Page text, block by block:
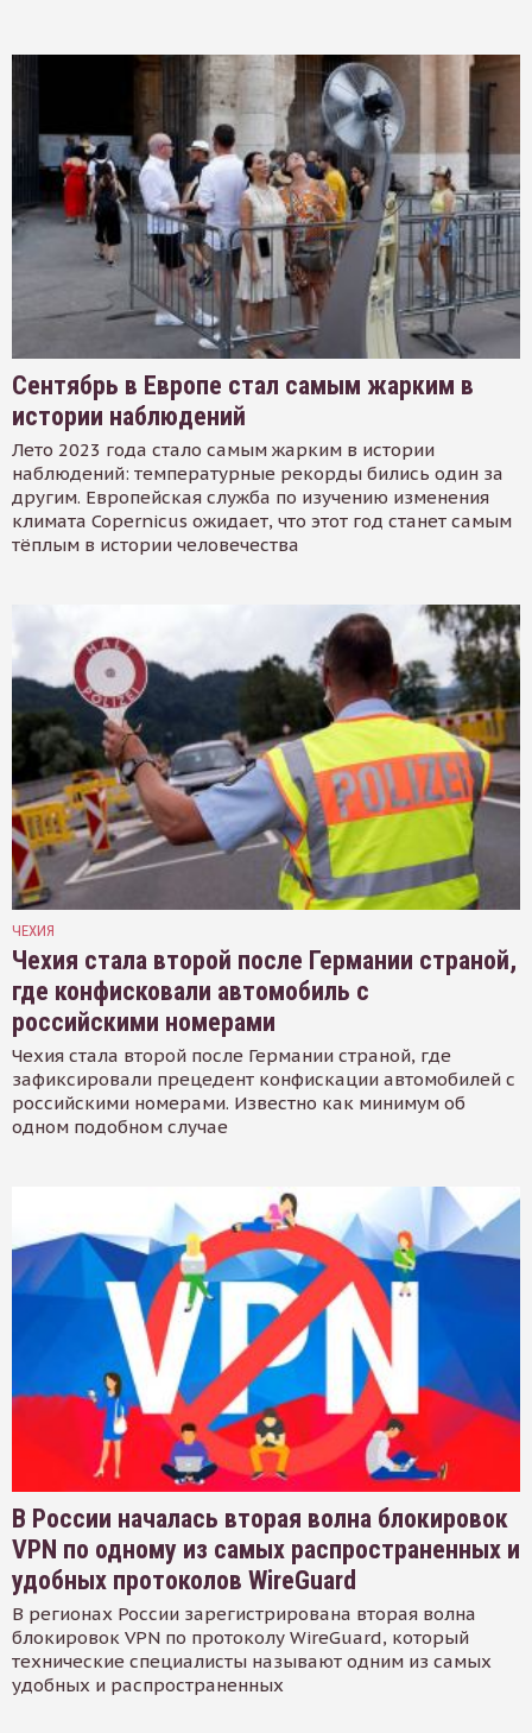
Сентябрь в Европе стал самым жарким в
истории наблюдений
Лето 2023 года стало самым жарким в истории
наблюдений: температурные рекорды бились один за
другим. Европейская служба по изучению изменения
климата Copernicus ожидает, что этот год станет самым
тёплым в истории человечества
ЧЕХИЯ
Чехия стала второй после Германии страной,
где конфисковали автомобиль с
российскими номерами
Чехия стала второй после Германии страной, где
зафиксировали прецедент конфискации автомобилей с
российскими номерами. Известно как минимум об
одном подобном случае
В России началась вторая волна блокировок
VPN по одному из самых распространенных и
удобных протоколов WireGuard
В регионах России зарегистрирована вторая волна
блокировок VPN по протоколу WireGuard, который
технические специалисты называют одним из самых
удобных и распространенных